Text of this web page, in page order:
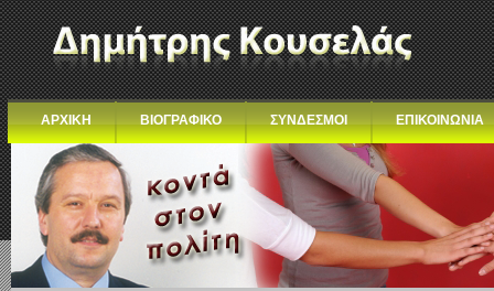
ΑΡΧΙΚΗ ΒΙΟΓΡΑΦΙΚΟ ΣΥΝΔΕΣΜΟΙ ΕΠΙΚΟΙΝΩΝΙΑ